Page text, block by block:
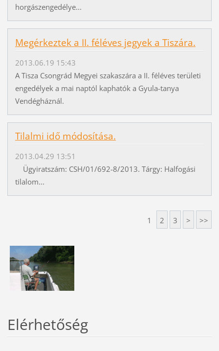
horgászengedélye...
Megérkeztek a II. féléves jegyek a Tiszára.
2013.06.19 15:43
A Tisza Csongrád Megyei szakaszára a II. féléves területi
engedélyek a mai naptól kaphatók a Gyula-tanya
Vendégháznál.
Tilalmi idő módosítása.
2013.04.29 13:51
Ügyiratszám: CSH/01/692-8/2013. Tárgy: Halfogási
tilalom...
1 2 3 > >>
Elérhetőség